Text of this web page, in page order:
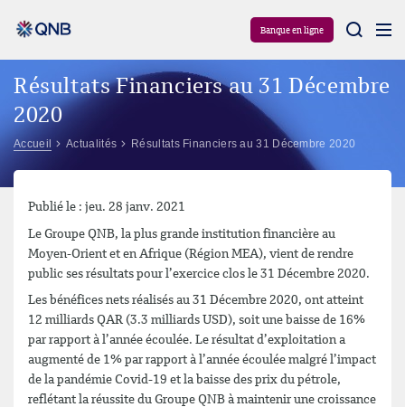
Banque en ligne
Résultats Financiers au 31 Décembre
2020
Accueil Actualités Résultats Financiers au 31 Décembre 2020
Publié le : jeu. 28 janv. 2021
Le Groupe QNB, la plus grande institution financière au
Moyen-Orient et en Afrique (Région MEA), vient de rendre
public ses résultats pour l’exercice clos le 31 Décembre 2020.
Les bénéfices nets réalisés au 31 Décembre 2020, ont atteint
12 milliards QAR (3.3 milliards USD), soit une baisse de 16%
par rapport à l’année écoulée. Le résultat d’exploitation a
augmenté de 1% par rapport à l’année écoulée malgré l’impact
de la pandémie Covid-19 et la baisse des prix du pétrole,
reflétant la réussite du Groupe QNB à maintenir une croissance